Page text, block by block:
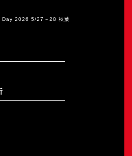
Day 2026 5/27～28 秋葉